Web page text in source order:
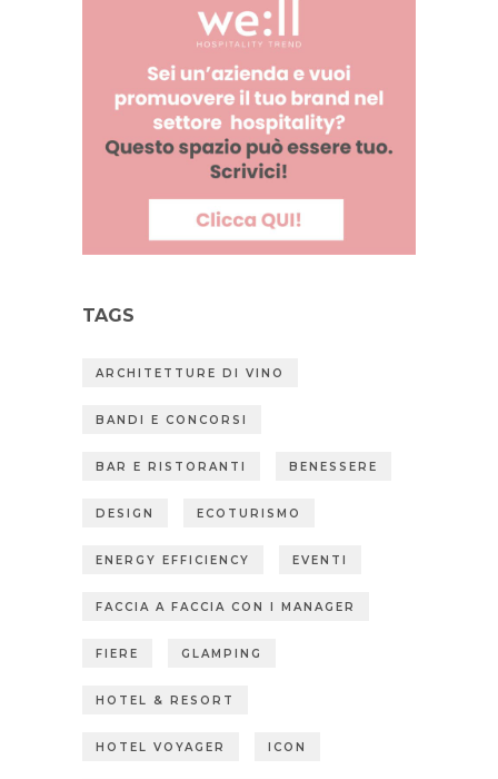
TAGS
ARCHITETTURE DI VINO
BANDI E CONCORSI
BAR E RISTORANTI BENESSERE
DESIGN ECOTURISMO
ENERGY EFFICIENCY EVENTI
FACCIA A FACCIA CON I MANAGER
FIERE GLAMPING
HOTEL & RESORT
HOTEL VOYAGER ICON